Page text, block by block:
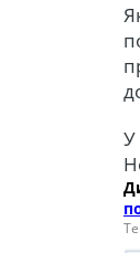
У